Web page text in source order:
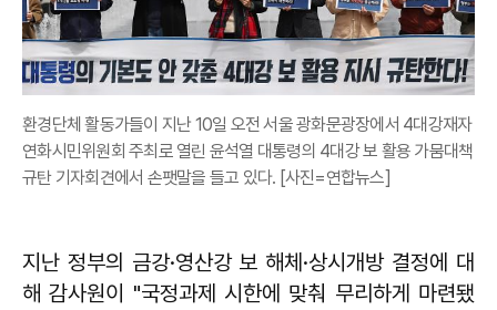
환경단체 활동가들이 지난 10일 오전 서울 광화문광장에서 4대강재자
연화시민위원회 주최로 열린 윤석열 대통령의 4대강 보 활용 가뭄대책
규탄 기자회견에서 손팻말을 들고 있다. [사진=연합뉴스]
지난 정부의 금강·영산강 보 해체·상시개방 결정에 대
해 감사원이 "국정과제 시한에 맞춰 무리하게 마련됐